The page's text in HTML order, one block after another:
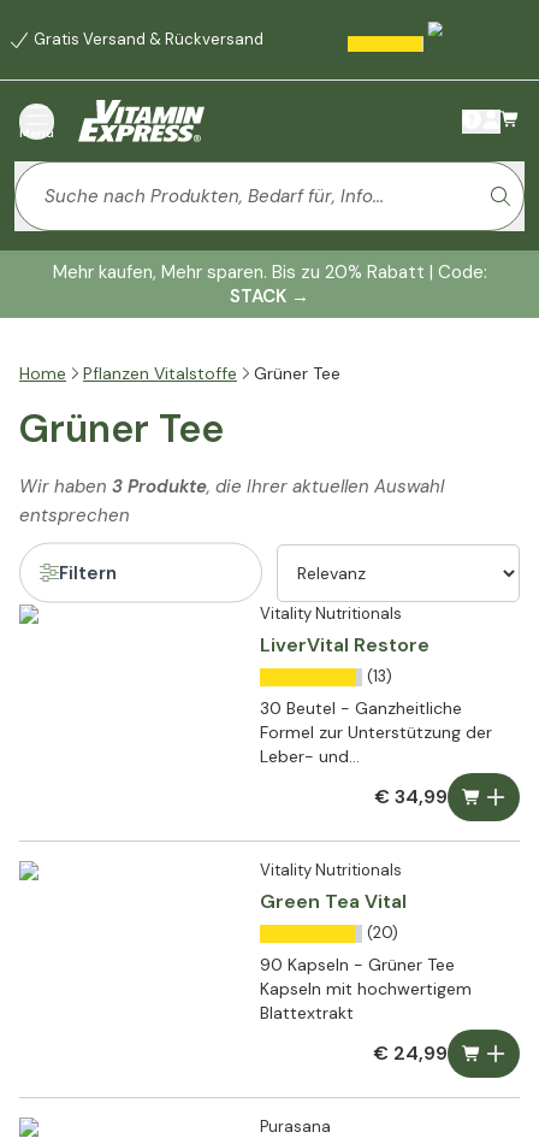
Gratis Versand & Rückversand
Menü
Mehr kaufen, Mehr sparen. Bis zu 20% Rabatt | Code:
STACK →
Home Pflanzen Vitalstoffe Grüner Tee
Grüner Tee
Wir haben 3 Produkte, die Ihrer aktuellen Auswahl
entsprechen
Filtern
Vitality Nutritionals
LiverVital Restore
(13)
30 Beutel - Ganzheitliche
Formel zur Unterstützung der
Leber- und
€ 34,99
Vitality Nutritionals
Green Tea Vital
(20)
90 Kapseln - Grüner Tee
Kapseln mit hochwertigem
Blattextrakt
€ 24,99
Purasana